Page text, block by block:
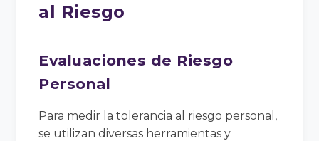
al Riesgo
Evaluaciones de Riesgo
Personal
Para medir la tolerancia al riesgo personal,
se utilizan diversas herramientas y